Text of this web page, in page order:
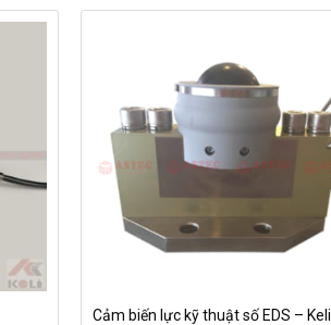
Cảm biến lực kỹ thuật số EDS – Keli